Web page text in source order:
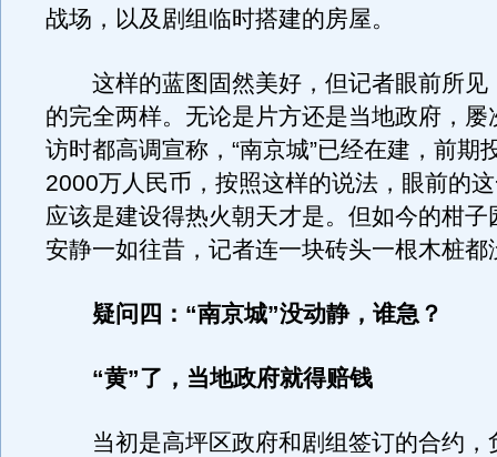
战场，以及剧组临时搭建的房屋。
这样的蓝图固然美好，但记者眼前所见
的完全两样。无论是片方还是当地政府，屡
访时都高调宣称，“南京城”已经在建，前期
2000万人民币，按照这样的说法，眼前的
应该是建设得热火朝天才是。但如今的柑子
安静一如往昔，记者连一块砖头一根木桩都
疑问四：“南京城”没动静，谁急？
“黄”了，当地政府就得赔钱
当初是高坪区政府和剧组签订的合约，